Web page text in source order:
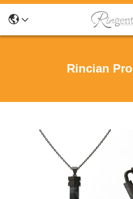
Rincian